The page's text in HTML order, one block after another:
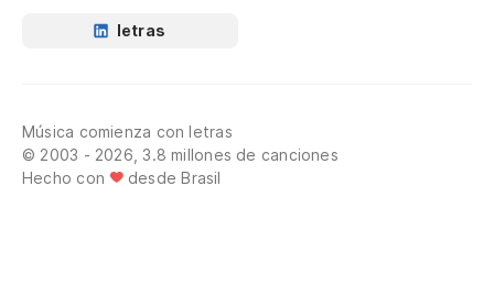
letras
Música comienza con letras
© 2003 - 2026, 3.8 millones de canciones
Hecho con
desde Brasil